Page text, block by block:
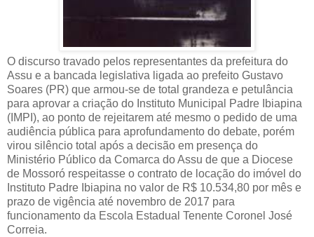
O discurso travado pelos representantes da prefeitura do
Assu e a bancada legislativa ligada ao prefeito Gustavo
Soares (PR) que armou-se de total grandeza e petulância
para aprovar a criação do Instituto Municipal Padre Ibiapina
(IMPI), ao ponto de rejeitarem até mesmo o pedido de uma
audiência pública para aprofundamento do debate, porém
virou silêncio total após a decisão em presença do
Ministério Público da Comarca do Assu de que a Diocese
de Mossoró respeitasse o contrato de locação do imóvel do
Instituto Padre Ibiapina no valor de R$ 10.534,80 por mês e
prazo de vigência até novembro de 2017 para
funcionamento da Escola Estadual Tenente Coronel José
Correia.